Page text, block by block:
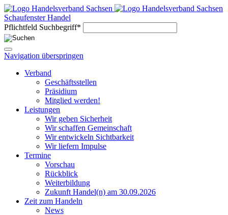
Schaufenster Handel
Pflichtfeld Suchbegriff*
Navigation überspringen
Verband
Geschäftsstellen
Präsidium
Mitglied werden!
Leistungen
Wir geben Sicherheit
Wir schaffen Gemeinschaft
Wir entwickeln Sichtbarkeit
Wir liefern Impulse
Termine
Vorschau
Rückblick
Weiterbildung
Zukunft Handel(n) am 30.09.2026
Zeit zum Handeln
News